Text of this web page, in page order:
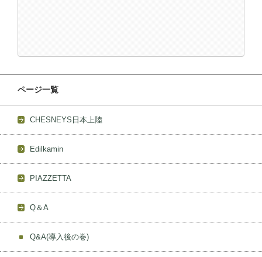
ページ一覧
CHESNEYS日本上陸
Edilkamin
PIAZZETTA
Q＆A
Q&A(導入後の巻)